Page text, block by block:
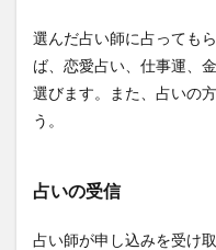
選んだ占い師に占っても
ば、恋愛占い、仕事運、
選びます。また、占いの
う。
占いの受信
占い師が申し込みを受け